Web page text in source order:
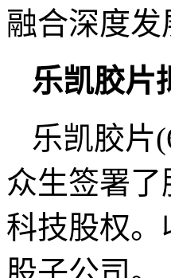
融合深度
乐凯胶片
乐凯胶片
众生签署
科技股权